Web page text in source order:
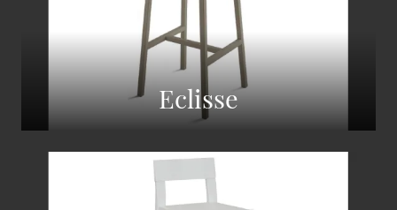
Eclisse